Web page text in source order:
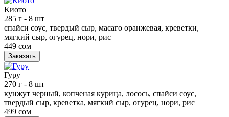
Киото
285 г - 8 шт
спайси соус, твердый сыр, масаго оранжевая, креветки,
мягкий сыр, огурец, нори, рис
449 сом
Заказать
Гуру
270 г - 8 шт
кунжут черный, копченая курица, лосось, спайси соус,
твердый сыр, креветка, мягкий сыр, огурец, нори, рис
499 сом